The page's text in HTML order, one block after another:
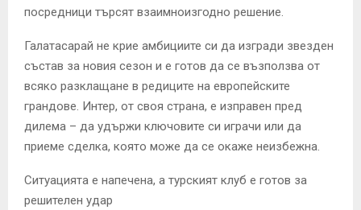
посредници търсят взаимноизгодно решение.
Галатасарай не крие амбициите си да изгради звезден
състав за новия сезон и е готов да се възползва от
всяко разклащане в редиците на европейските
грандове. Интер, от своя страна, е изправен пред
дилема – да удържи ключовите си играчи или да
приеме сделка, която може да се окаже неизбежна.
Ситуацията е напечена, а турският клуб е готов за
решителен удар